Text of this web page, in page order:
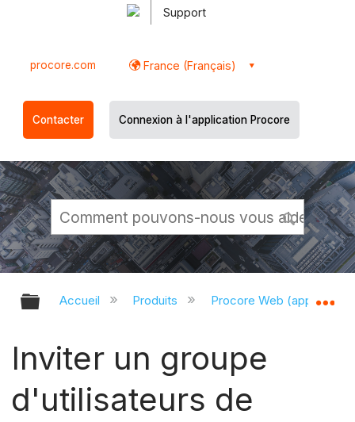
Support
procore.com France (Français)
Contacter Connexion à l'application Procore
Développer/réduire la hiérarchie
Accueil Produits Procore Web
Inviter un groupe
d'utilisateurs de